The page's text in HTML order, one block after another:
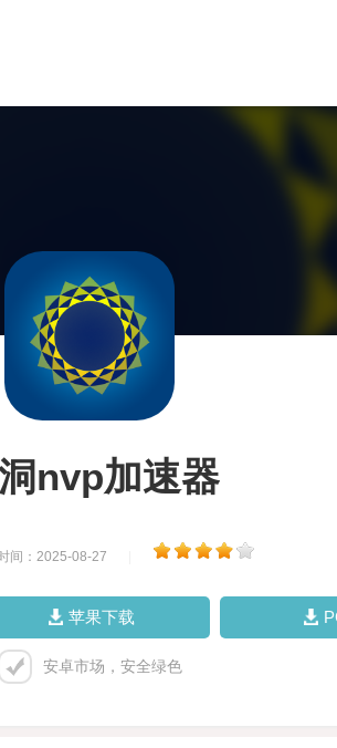
nvp加速器
间：2025-08-27
苹果下载
安卓市场，安全绿色